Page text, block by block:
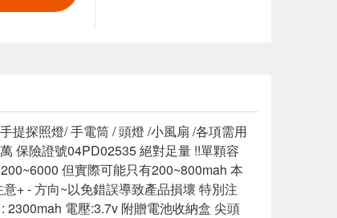
提探照燈/ 手電筒 / 頭燈 /小風扇 /各項需用
保險證號04PD02535 絕對足量 !!單顆容
但實際可能只有200~800mah 本
+ - 方向~以免錯誤導致產品損壞 特別注
電壓:3.7v 附贈電池收納盒 尖頭